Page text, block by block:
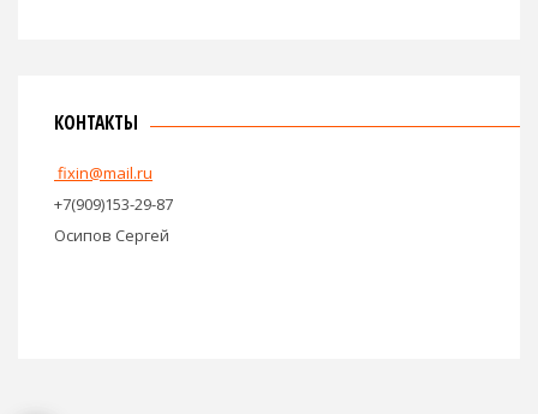
КОНТАКТЫ
fixin@mail.ru
+7(909)153-29-87
Осипов Сергей